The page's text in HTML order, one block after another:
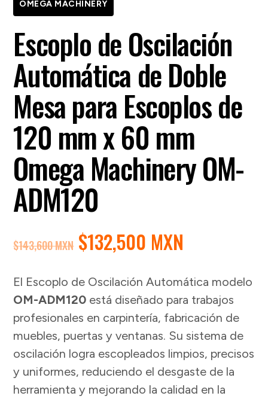
OMEGA MACHINERY
Escoplo de Oscilación
Automática de Doble
Mesa para Escoplos de
120 mm x 60 mm
Omega Machinery OM-
ADM120
$143,600 MXN EL
PRECIO
ORIGINAL
ERA:
$143,600 MXN.
$132,500 MXN
ACTUAL
ES:
$132,500
El Escoplo de Oscilación Automática modelo
OM-ADM120 está diseñado para trabajos
profesionales en carpintería, fabricación de
muebles, puertas y ventanas. Su sistema de
oscilación logra escopleados limpios, precisos
y uniformes, reduciendo el desgaste de la
herramienta y mejorando la calidad en la